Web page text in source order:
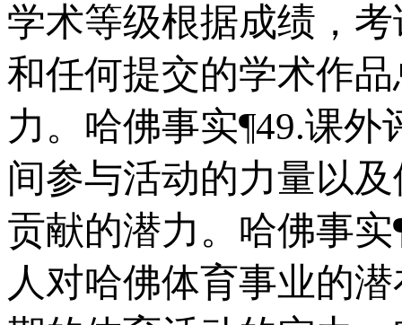
学术等级根据成绩，
和任何提交的学术作
力。哈佛事实¶49.课
间参与活动的力量以
贡献的潜力。哈佛事
人对哈佛体育事业的